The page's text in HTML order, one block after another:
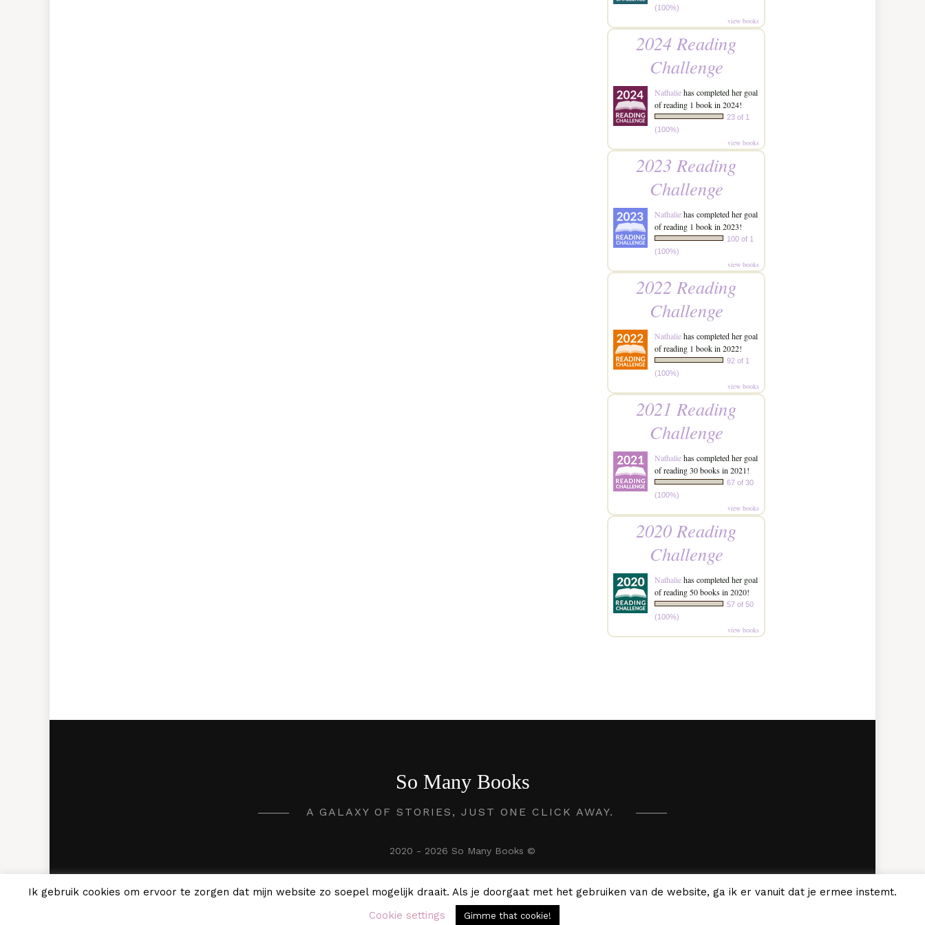
(100%)
view books
2024 Reading
Challenge
Nathaliehas completed her goal
of reading 1 book in 2024!
23 of 1
(100%)
view books
2023 Reading
Challenge
Nathaliehas completed her goal
of reading 1 book in 2023!
100 of 1
(100%)
view books
2022 Reading
Challenge
Nathaliehas completed her goal
of reading 1 book in 2022!
92 of 1
(100%)
view books
2021 Reading
Challenge
Nathaliehas completed her goal
of reading 30 books in 2021!
67 of 30
(100%)
view books
2020 Reading
Challenge
Nathaliehas completed her goal
of reading 50 books in 2020!
57 of 50
(100%)
view books
So Many Books
A GALAXY OF STORIES, JUST ONE CLICK AWAY.
2020 - 2026 So Many Books ©
Ik gebruik cookies om ervoor te zorgen dat mijn website zo soepel mogelijk draait. Als je doorgaat met het gebruiken van de website, ga ik er vanuit dat je ermee instemt.
Cookie settings
Gimme that cookie!